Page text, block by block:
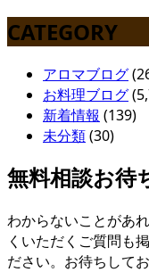
CATEGORY
アロマブログ
お料理ブログ
新着情報 (139)
未分類(30)
無料相談お待
わからないことがあ
くいただくご質問も
ださい。お待ちしてお